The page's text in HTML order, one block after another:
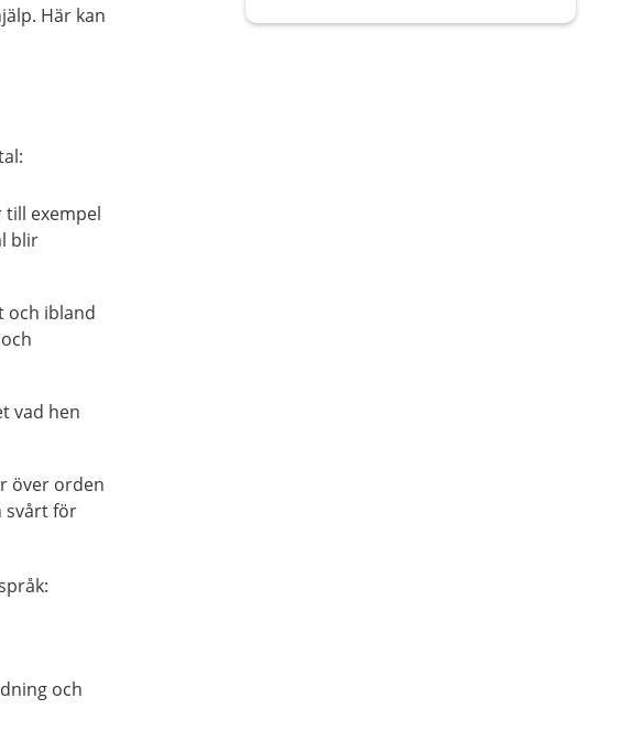
Här kan
till exempel
blir
och ibland
vad hen
över orden
svårt för
och